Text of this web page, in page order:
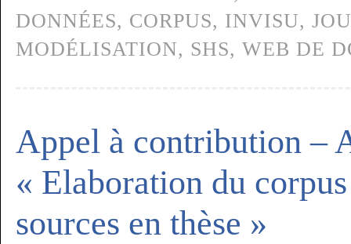
DONNÉES, CORPUS, INVISU,
MODÉLISATION, SHS, WEB DE
Appel à contribution –
« Elaboration du
sources en thèse »